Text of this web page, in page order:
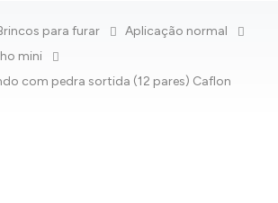
para furar
Aplicação normal
mini
com pedra sortida (12 pares) Caflon